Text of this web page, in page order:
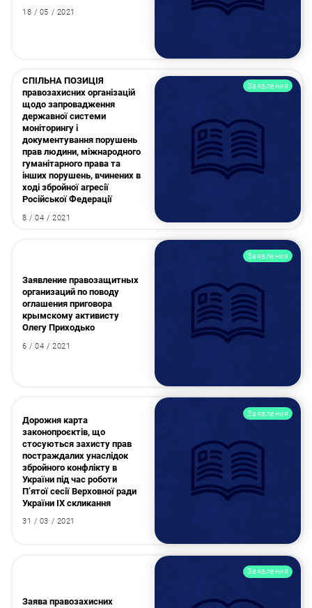
18 / 05 / 2021
Заявления
СПІЛЬНА ПОЗИЦІЯ
правозахисних організацій
щодо запровадження
державної системи
моніторингу і
документування порушень
прав людини, міжнародного
гуманітарного права та
інших порушень, вчинених в
ході збройної агресії
Російської Федерації
8 / 04 / 2021
Заявления
Заявление правозащитных
организаций по поводу
оглашения приговора
крымскому активисту
Олегу Приходько
6 / 04 / 2021
Заявления
Дорожня карта
законопроєктів, що
стосуються захисту прав
постраждалих унаслідок
збройного конфлікту в
України під час роботи
П’ятої сесії Верховної ради
України ІХ скликання
31 / 03 / 2021
Заявления
Заява правозахисних